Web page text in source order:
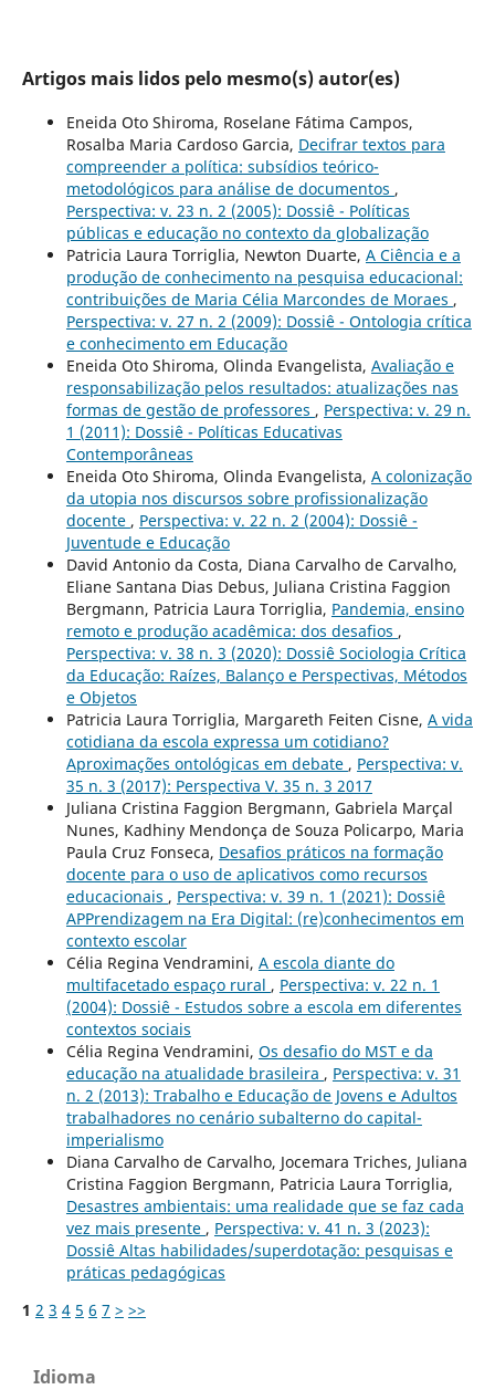
Artigos mais lidos pelo mesmo(s) autor(es)
Eneida Oto Shiroma, Roselane Fátima Campos,
Rosalba Maria Cardoso Garcia, Decifrar textos para
compreender a política: subsídios teórico-
metodológicos para análise de documentos ,
Perspectiva: v. 23 n. 2 (2005): Dossiê - Políticas
públicas e educação no contexto da globalização
Patricia Laura Torriglia, Newton Duarte, A Ciência e a
produção de conhecimento na pesquisa educacional:
contribuições de Maria Célia Marcondes de Moraes ,
Perspectiva: v. 27 n. 2 (2009): Dossiê - Ontologia crítica
e conhecimento em Educação
Eneida Oto Shiroma, Olinda Evangelista, Avaliação e
responsabilização pelos resultados: atualizações nas
formas de gestão de professores , Perspectiva: v. 29 n.
1 (2011): Dossiê - Políticas Educativas
Contemporâneas
Eneida Oto Shiroma, Olinda Evangelista, A colonização
da utopia nos discursos sobre profissionalização
docente , Perspectiva: v. 22 n. 2 (2004): Dossiê -
Juventude e Educação
David Antonio da Costa, Diana Carvalho de Carvalho,
Eliane Santana Dias Debus, Juliana Cristina Faggion
Bergmann, Patricia Laura Torriglia, Pandemia, ensino
remoto e produção acadêmica: dos desafios ,
Perspectiva: v. 38 n. 3 (2020): Dossiê Sociologia Crítica
da Educação: Raízes, Balanço e Perspectivas, Métodos
e Objetos
Patricia Laura Torriglia, Margareth Feiten Cisne, A vida
cotidiana da escola expressa um cotidiano?
Aproximações ontológicas em debate , Perspectiva: v.
35 n. 3 (2017): Perspectiva V. 35 n. 3 2017
Juliana Cristina Faggion Bergmann, Gabriela Marçal
Nunes, Kadhiny Mendonça de Souza Policarpo, Maria
Paula Cruz Fonseca, Desafios práticos na formação
docente para o uso de aplicativos como recursos
educacionais , Perspectiva: v. 39 n. 1 (2021): Dossiê
APPrendizagem na Era Digital: (re)conhecimentos em
contexto escolar
Célia Regina Vendramini, A escola diante do
multifacetado espaço rural , Perspectiva: v. 22 n. 1
(2004): Dossiê - Estudos sobre a escola em diferentes
contextos sociais
Célia Regina Vendramini, Os desafio do MST e da
educação na atualidade brasileira , Perspectiva: v. 31
n. 2 (2013): Trabalho e Educação de Jovens e Adultos
trabalhadores no cenário subalterno do capital-
imperialismo
Diana Carvalho de Carvalho, Jocemara Triches, Juliana
Cristina Faggion Bergmann, Patricia Laura Torriglia,
Desastres ambientais: uma realidade que se faz cada
vez mais presente , Perspectiva: v. 41 n. 3 (2023):
Dossiê Altas habilidades/superdotação: pesquisas e
práticas pedagógicas
1 2 3 4 5 6 7 > >>
Idioma